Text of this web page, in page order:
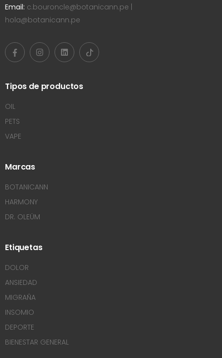
Email: c.bouroncle@botanicann.pe |
hola@botanicann.pe
Tipos de productos
OIL
PETS
VAPE
Marcas
BOTANICANN
HARMONY
DR. OLEÜM
Etiquetas
DOLOR
ANSIEDAD
MIGRAÑA
INSOMIO
DEPORTE
BIENESTAR GENERAL